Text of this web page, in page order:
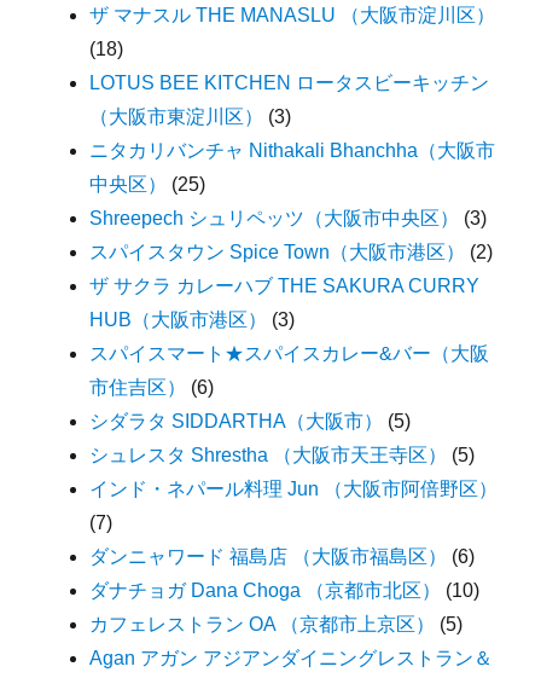
ザ マナスル THE MANASLU （大阪市淀川区）
(18)
LOTUS BEE KITCHEN ロータスビーキッチン
（大阪市東淀川区）
(3)
ニタカリバンチャ Nithakali Bhanchha（大阪市
中央区）
(25)
Shreepech シュリペッツ（大阪市中央区）
(3)
スパイスタウン Spice Town（大阪市港区）
(2)
ザ サクラ カレーハブ THE SAKURA CURRY
HUB（大阪市港区）
(3)
スパイスマート★スパイスカレー&バー（大阪
市住吉区）
(6)
シダラタ SIDDARTHA（大阪市）
(5)
シュレスタ Shrestha （大阪市天王寺区）
(5)
インド・ネパール料理 Jun （大阪市阿倍野区）
(7)
ダンニャワード 福島店 （大阪市福島区）
(6)
ダナチョガ Dana Choga （京都市北区）
(10)
カフェレストラン OA （京都市上京区）
(5)
Agan アガン アジアンダイニングレストラン＆